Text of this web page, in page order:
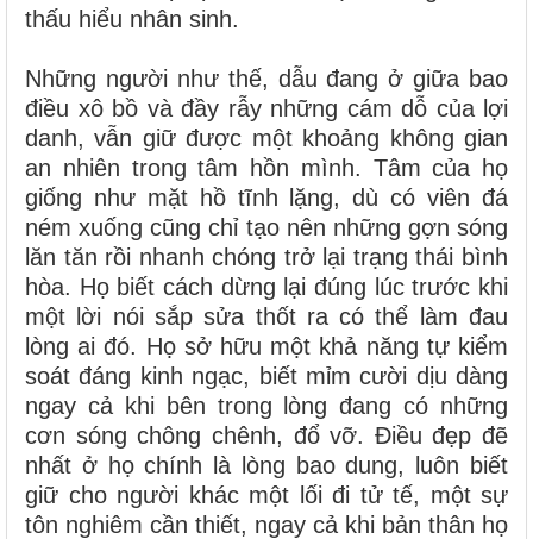
thấu hiểu nhân sinh.
Những người như thế, dẫu đang ở giữa bao
điều xô bồ và đầy rẫy những cám dỗ của lợi
danh, vẫn giữ được một khoảng không gian
an nhiên trong tâm hồn mình. Tâm của họ
giống như mặt hồ tĩnh lặng, dù có viên đá
ném xuống cũng chỉ tạo nên những gợn sóng
lăn tăn rồi nhanh chóng trở lại trạng thái bình
hòa. Họ biết cách dừng lại đúng lúc trước khi
một lời nói sắp sửa thốt ra có thể làm đau
lòng ai đó. Họ sở hữu một khả năng tự kiểm
soát đáng kinh ngạc, biết mỉm cười dịu dàng
ngay cả khi bên trong lòng đang có những
cơn sóng chông chênh, đổ vỡ. Điều đẹp đẽ
nhất ở họ chính là lòng bao dung, luôn biết
giữ cho người khác một lối đi tử tế, một sự
tôn nghiêm cần thiết, ngay cả khi bản thân họ